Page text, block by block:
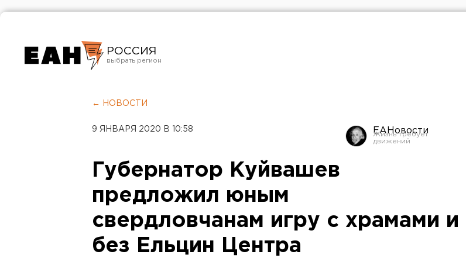
РОССИЯ
Челябинск
← НОВОСТИ
9 ЯНВАРЯ 2020 В 10:58 ЕАНовости
Губернатор Куйвашев
предложил юным
свердловчанам игру с храмами и
без Ельцин Центра